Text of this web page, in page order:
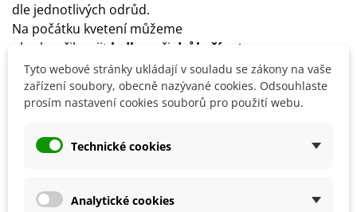
dle jednotlivých odrůd.
Na počátku kvetení můžeme
okurky
přihnojit ledkem či drůbežím trusem
Okurkynelze opakovaně pěstovat ve stejné půdě.
Vhodnou předplodinou je řepa, hrách, fazole nebo
cibule, nevhodnými plodinami jsou jahody či brambory.
Tyto webové stránky ukládají v souladu se zákony na vaše
zařízení soubory, obecně nazývané cookies. Odsouhlaste
prosím nastavení cookies souborů pro použití webu.
Technické cookies
Analytické cookies